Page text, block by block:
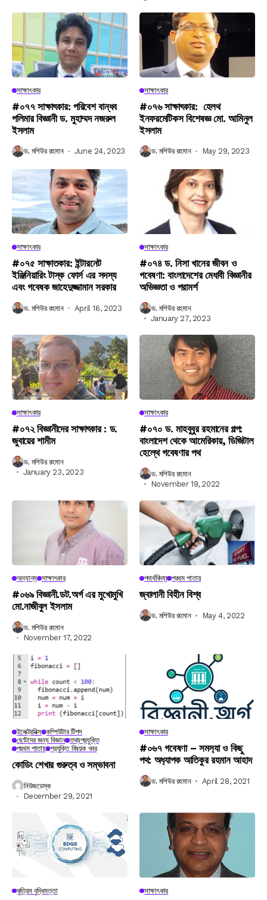
সাক্ষাৎকার
#০৭৭ সাক্ষাৎকার: পরিবেশ বান্ধব
পলিমার বিজ্ঞানী ড. মুহাম্মদ নজরুল
ইসলাম
ড. মশিউর রহমান June 24, 2023
সাক্ষাৎকার
#০৭৬ সাক্ষাৎকার: হেলথ
ইনফরমেটিকস বিশেষজ্ঞ মো. আমিনুল
ইসলাম
ড. মশিউর রহমান May 29, 2023
সাক্ষাৎকার
#০৭৫ সাক্ষাতকার: ইন্টারনেট
ইঞ্জিনিয়ারিং টাস্ক ফোর্স এর সদস্য
এবং গবেষক জাহেদুজ্জামান সরকার
ড. মশিউর রহমান April 16, 2023
সাক্ষাৎকার
#০৭৪ ড. নিসা খানের জীবন ও
গবেষণা: বাংলাদেশের মেধাবী বিজ্ঞানীর
অভিজ্ঞতা ও পরামর্শ
ড. মশিউর রহমান
January 27, 2023
সাক্ষাৎকার
#০৭২ বিজ্ঞানীদের সাক্ষাৎকার : ড.
জুবায়ের শামীম
ড. মশিউর রহমান
January 23, 2023
সাক্ষাৎকার
#০৭০ ড. মাহবুবুর রহমানের গল্প:
বাংলাদেশ থেকে আমেরিকায়, ডিজিটাল
হেল্থে গবেষণার পথ
ড. মশিউর রহমান
November 19, 2022
অন্যান্য সাক্ষাৎকার
#০৬৯ বিজ্ঞানী.ডট.অর্গ এর মুখোমুখি
মো.নাজীবুল ইসলাম
ড. মশিউর রহমান
November 17, 2022
পদার্থবিদ্যা প্রথম পাতায়
জ্বালানী বিহীন বিশ্ব
ড. মশিউর রহমান May 4, 2022
ইলেক্ট্রনিক্স কম্পিউটার টিপস
ছোটদের জন্য বিজ্ঞান তথ্যপ্রযুক্তি
প্রথম পাতায় প্রযুক্তি বিষয়ক খবর
কোডিং শেখার গুরুত্ব ও সম্ভাবনা
নিউজডেস্ক
December 29, 2021
সাক্ষাৎকার
#০৬৭ গবেষণা – সমস‍্যা ও কিছু
পথ: অধ‍্যাপক আতিকুর রহমান আহাদ
ড. মশিউর রহমান April 28, 2021
কৃত্রিম বুদ্ধিমত্তা সাক্ষাৎকার